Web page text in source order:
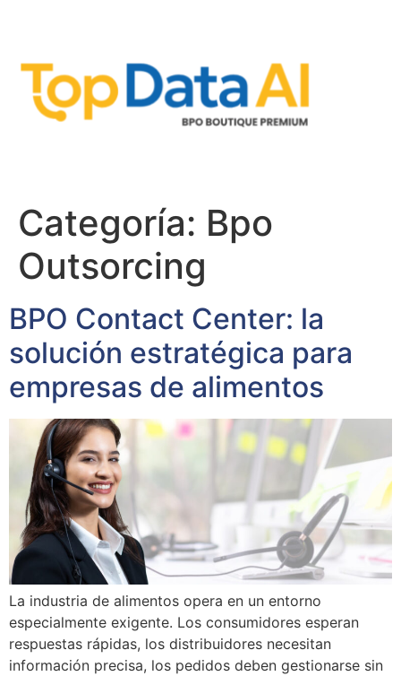
Categoría: Bpo
Outsorcing
BPO Contact Center: la
solución estratégica para
empresas de alimentos
La industria de alimentos opera en un entorno
especialmente exigente. Los consumidores esperan
respuestas rápidas, los distribuidores necesitan
información precisa, los pedidos deben gestionarse sin